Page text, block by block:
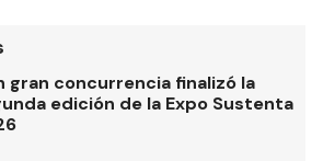
gran concurrencia finalizó la
edición de la Expo Sustenta